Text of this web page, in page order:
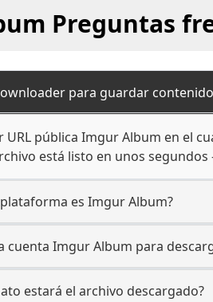
Preguntas
para guardar
URL pública Imgur Album en el
está listo en unos
es Imgur Album?
cuenta Imgur Album para
estará el archivo descargado?